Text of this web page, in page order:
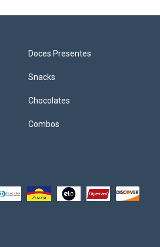
Doces Presentes
Snacks
Chocolates
Combos